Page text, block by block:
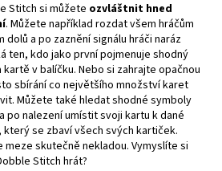
Stitch si můžete ozvláštnit hned
. Můžete například rozdat všem hráčům
a po zaznění signálu hráči naráz
ten, kdo jako první pojmenuje shodný
v balíčku. Nebo si zahrajte opačnou
sbírání co největšího množství karet
Můžete také hledat shodné symboly
po nalezení umístit svoji kartu k dané
se zbaví všech svých kartiček.
meze skutečně nekladou. Vymyslíte si
Stitch hrát?